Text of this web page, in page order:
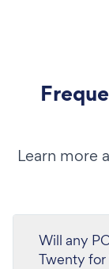
Learn more
Will any
Twenty for